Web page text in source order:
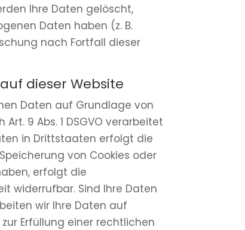
Ihre Daten gelöscht,
Daten haben (z. B.
nach Fortfall dieser
dieser Website
Daten auf Grundlage von
9 Abs. 1 DSGVO verarbeitet
in Drittstaaten erfolgt die
von Cookies oder
erfolgt die
widerrufbar. Sind Ihre Daten
wir Ihre Daten auf
Erfüllung einer rechtlichen